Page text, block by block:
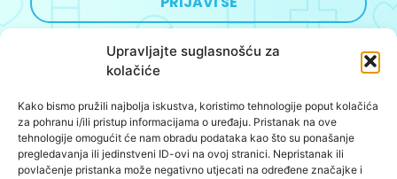
Upravljajte suglasnošću za
kolačiće
Kako bismo pružili najbolja iskustva, koristimo tehnologije poput kolačića
za pohranu i/ili pristup informacijama o uređaju. Pristanak na ove
tehnologije omogućit će nam obradu podataka kao što su ponašanje
pregledavanja ili jedinstveni ID-ovi na ovoj stranici. Nepristanak ili
povlačenje pristanka može negativno utjecati na određene značajke i
Designed&Developed by:BoomBushBoo
O nama